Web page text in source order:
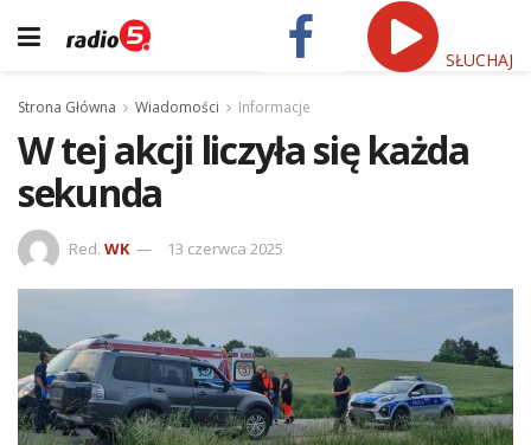
SŁUCHAJ
Strona Główna Wiadomości Informacje
W tej akcji liczyła się każda
sekunda
Red. WK 13 czerwca 2025